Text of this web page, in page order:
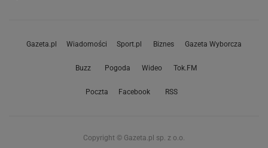
Gazeta.pl Wiadomości Sport.pl Biznes Gazeta Wyborcza
Buzz Pogoda Wideo Tok.FM
Poczta Facebook RSS
Copyright © Gazeta.pl sp. z o.o.